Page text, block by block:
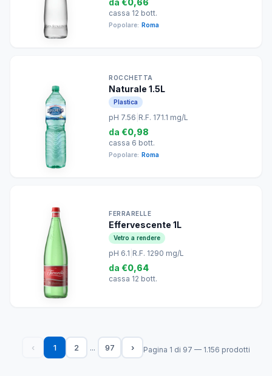
da €0,66
cassa 12 bott.
Popolare: Roma
ROCCHETTA
Naturale 1.5L
Plastica
pH 7.56 R.F. 171.1 mg/L
da €0,98
cassa 6 bott.
Popolare: Roma
FERRARELLE
Effervescente 1L
Vetro a rendere
pH 6.1 R.F. 1290 mg/L
da €0,64
cassa 12 bott.
‹ 1 2 ... 97 › Pagina 1 di 97 — 1.156 prodotti